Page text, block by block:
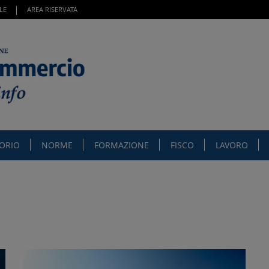
AREA RISERVATA
NORME FORMAZIONE FISCO LAVORO